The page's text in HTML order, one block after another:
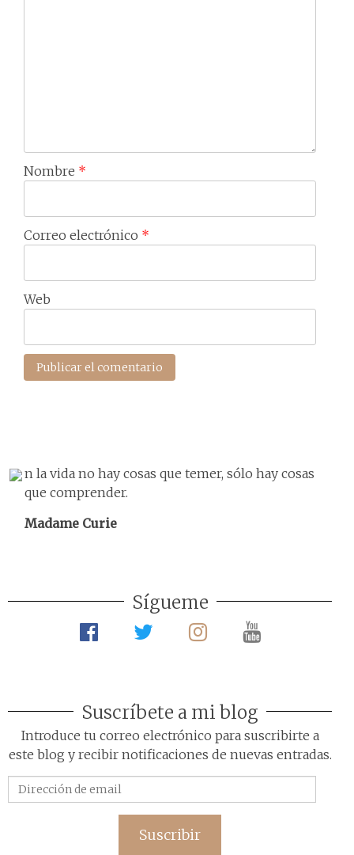
Nombre *
Correo electrónico *
Web
n la vida no hay cosas que temer, sólo hay cosas
que comprender.
Madame Curie
Sígueme
Suscríbete a mi blog
Introduce tu correo electrónico para suscribirte a
este blog y recibir notificaciones de nuevas entradas.
de
Suscribir